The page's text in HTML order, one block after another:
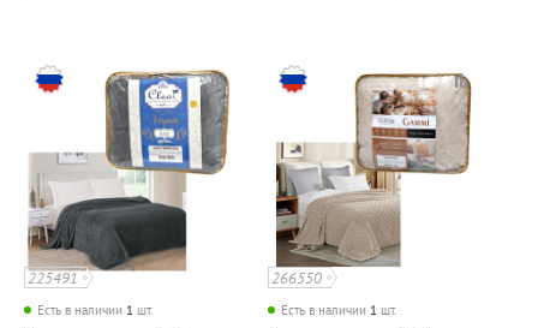
225491
Есть в наличии 1 шт.
266550
Есть в наличии 1 шт.